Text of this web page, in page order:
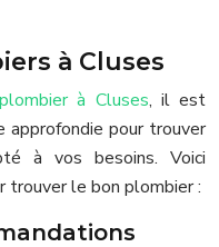
à Cluses
plombier à Cluses, il est
approfondie pour trouver
à vos besoins. Voici
trouver le bon plombier :